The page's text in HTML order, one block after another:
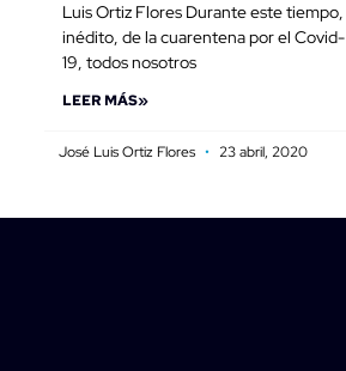
Luis Ortiz Flores Durante este tiempo,
inédito, de la cuarentena por el Covid-
19, todos nosotros
LEER MÁS»
José Luis Ortiz Flores 23 abril, 2020